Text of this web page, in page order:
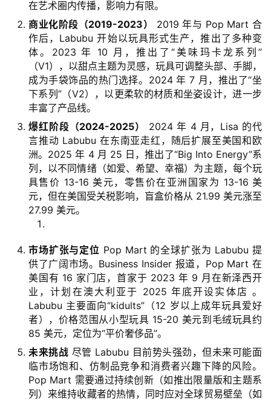
在艺术圈内传播，影响力有限。
商业化阶段（2019-2023）
2019 年与 Pop Mart 合
作后，Labubu 开始以玩具形式生产，推出了多种变
体。2023 年 10 月，推出了“美味玛卡龙系列”
（V1），以甜点主题为灵感，玩具可调整头部、手脚，
成为手袋饰品的热门选择。2024 年 7 月，推出了“坐
下系列”（V2），以更柔软的材质和坐姿设计，进一步
丰富了产品线。
爆红阶段（2024-2025）
2024 年 4 月，Lisa 的代
言推动 Labubu 在东南亚走红，随后扩展至美国和欧
洲。2025 年 4 月 25 日，推出了“Big Into Energy”系
列，以不同情绪（如爱、希望、幸福）为主题，每个玩
具售价 13-16 美元，零售价在亚洲国家为 13-16 美
元，但在美国受关税影响，盲盒价格从 21.99 美元涨至
27.99 美元。
市场扩张与定位 Pop Mart 的全球扩张为 Labubu 提
供了广阔市场。Business Insider 报道，Pop Mart 在
美国有 16 家门店，首家于 2023 年 9 月在新泽西开
业，计划在澳大利亚于 2025 年底开设实体店 。
Labubu 主要面向“kidults”（12 岁以上成年玩具爱好
者），价格范围从小型玩具 15-20 美元到毛绒玩具约
85 美元，定位为“平价奢侈品”。
未来挑战 尽管 Labubu 目前势头强劲，但未来可能面
临市场饱和、仿制品竞争和消费者兴趣下降的风险。
Pop Mart 需要通过持续创新（如推出限量版和主题系
列）来维持收藏者的热情，同时应对全球贸易壁垒（如